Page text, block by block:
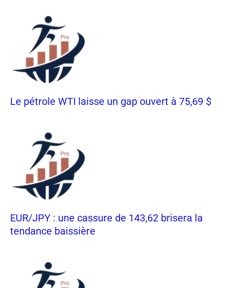
Le pétrole WTI laisse un gap ouvert à 75,69 $
EUR/JPY : une cassure de 143,62 brisera la
tendance baissière